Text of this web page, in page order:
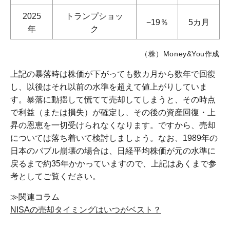
2025
年
トランプショッ
ク
−19％ 5カ月
（株）Money&You作成
上記の暴落時は株価が下がっても数カ月から数年で回復
し、以後はそれ以前の水準を超えて値上がりしていま
す。暴落に動揺して慌てて売却してしまうと、その時点
で利益（または損失）が確定し、その後の資産回復・上
昇の恩恵を一切受けられなくなります。ですから、売却
については落ち着いて検討しましょう。なお、1989年の
日本のバブル崩壊の場合は、日経平均株価が元の水準に
戻るまで約35年かかっていますので、上記はあくまで参
考としてご覧ください。
≫関連コラム
NISAの売却タイミングはいつがベスト？